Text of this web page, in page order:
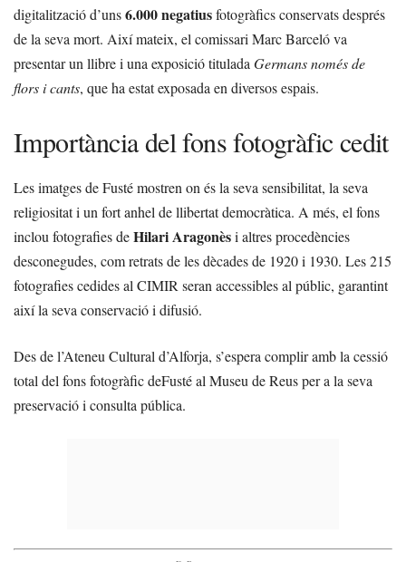
digitalització d’uns6.000 negatiusfotogràfics conservats després
de la seva mort. Així mateix, el comissari Marc Barceló va
presentar un llibre i una exposició titulada Germans només de
flors i cants, que ha estat exposada en diversos espais.
Importància del fons fotogràfic cedit
Les imatges de Fusté mostren on és la seva sensibilitat, la seva
religiositat i un fort anhel de llibertat democràtica. A més, el fons
inclou fotografies deHilari Aragonèsi altres procedències
desconegudes, com retrats de les dècades de 1920 i 1930. Les 215
fotografies cedides al CIMIR seran accessibles al públic, garantint
així la seva conservació i difusió.
Des de l’Ateneu Cultural d’Alforja, s’espera complir amb la cessió
total del fons fotogràfic deFusté al Museu de Reus per a la seva
preservació i consulta pública.